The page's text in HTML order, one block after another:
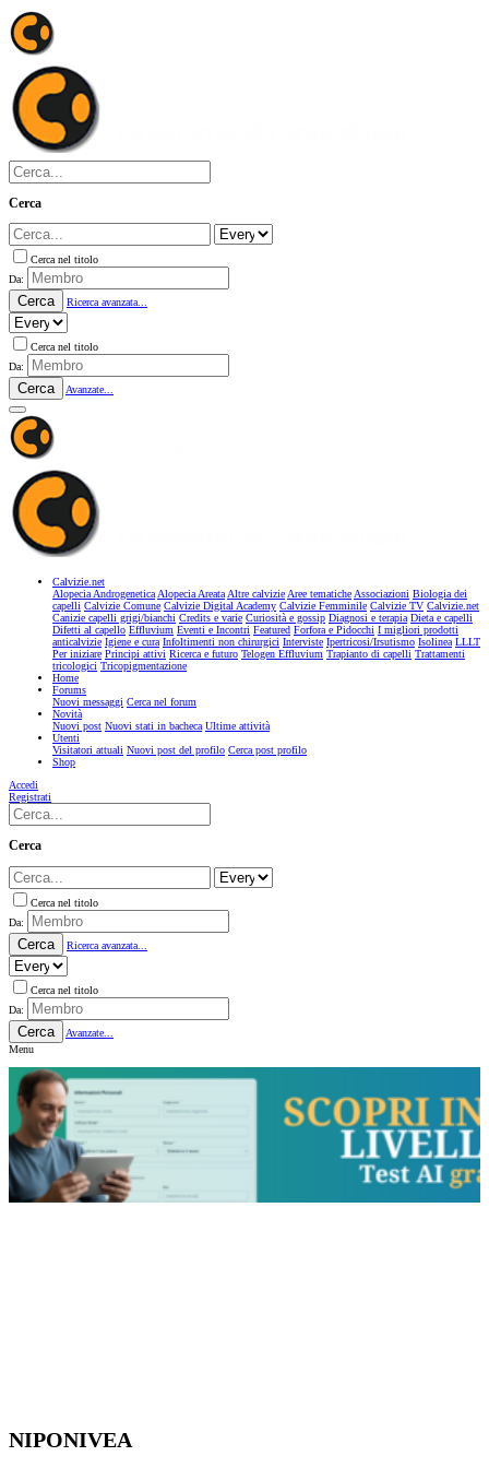
Cerca
Cerca nel titolo
Da:
Cerca Ricerca avanzata...
Cerca nel titolo
Da:
Cerca Avanzate...
Calvizie.net
Alopecia AndrogeneticaAlopecia AreataAltre calvizieAree tematicheAssociazioni Biologia dei
capelli Calvizie Comune Calvizie Digital Academy Calvizie Femminile Calvizie TV Calvizie.net
Canizie capelli grigi/bianchi Credits e varie Curiosità e gossip Diagnosi e terapia Dieta e capelli
Difetti al capello Effluvium Eventi e Incontri Featured Forfora e Pidocchi I migliori prodotti
anticalvizie Igiene e cura Infoltimenti non chirurgici Interviste Ipertricosi/Irsutismo Isolinea LLLT
Per iniziare Principi attivi Ricerca e futuro Telogen Effluvium Trapianto di capelli Trattamenti
tricologici Tricopigmentazione
Home
Forums
Nuovi messaggi Cerca nel forum
Novità
Nuovi post Nuovi stati in bacheca Ultime attività
Utenti
Visitatori attuali Nuovi post del profilo Cerca post profilo
Shop
Accedi
Registrati
Cerca
Cerca nel titolo
Da:
Cerca Ricerca avanzata...
Cerca nel titolo
Da:
Cerca
Avanzate...
Menu
NIPONIVEA